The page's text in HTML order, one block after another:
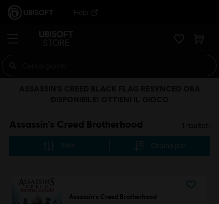
Help
Assassin's Creed Brotherhood 1 risultati
Filtri Ordina per
Assassin's Creed Brotherhood